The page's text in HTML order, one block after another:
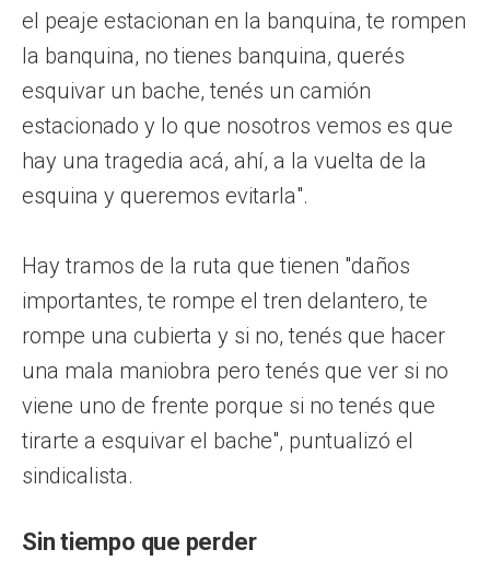
el peaje estacionan en la banquina, te rompen
la banquina, no tienes banquina, querés
esquivar un bache, tenés un camión
estacionado y lo que nosotros vemos es que
hay una tragedia acá, ahí, a la vuelta de la
esquina y queremos evitarla".
Hay tramos de la ruta que tienen "daños
importantes, te rompe el tren delantero, te
rompe una cubierta y si no, tenés que hacer
una mala maniobra pero tenés que ver si no
viene uno de frente porque si no tenés que
tirarte a esquivar el bache", puntualizó el
sindicalista.
Sin tiempo que perder